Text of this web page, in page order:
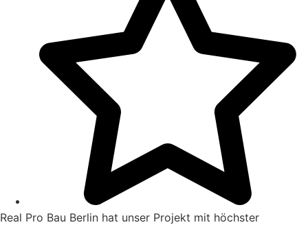
Real Pro Bau Berlin hat unser Projekt mit höchster